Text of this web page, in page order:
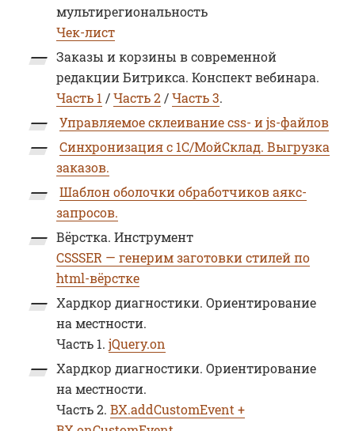
мультирегиональность
Чек-лист
Заказы и корзины в современной
редакции Битрикса. Конспект вебинара.
Часть 1 /Часть 2 /Часть 3.
Управляемое склеивание css- и js-файлов
Синхронизация с 1С/МойСклад. Выгрузка
заказов.
Шаблон оболочки обработчиков аякс-
запросов.
Вёрстка. Инструмент
CSSSER — генерим заготовки стилей по
html-вёрстке
Хардкор диагностики. Ориентирование
на местности.
Часть 1. jQuery.on
Хардкор диагностики. Ориентирование
на местности.
Часть 2. BX.addCustomEvent +